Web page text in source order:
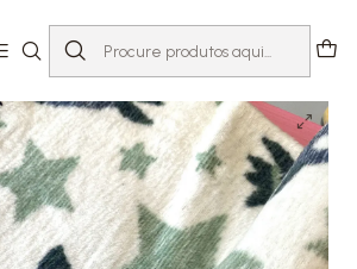
Malhas & Mantas Manta Espaço